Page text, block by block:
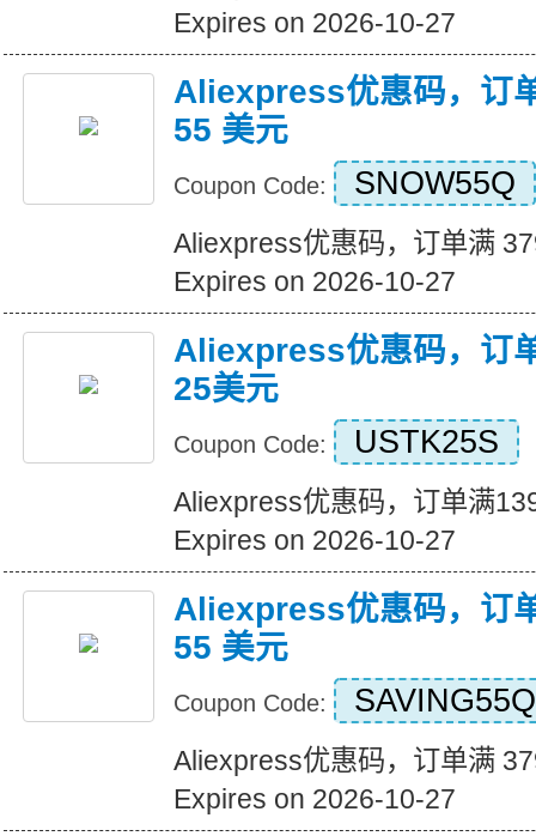
Expires on 2026-10-27
Aliexpress优惠码，订
55 美元
Coupon Code: SNOW55Q
Aliexpress优惠码，订单满
Expires on 2026-10-27
Aliexpress优惠码，订
25美元
Coupon Code: USTK25S
Aliexpress优惠码，订单满
Expires on 2026-10-27
Aliexpress优惠码，订
55 美元
Coupon Code: SAVING55Q
Aliexpress优惠码，订单满
Expires on 2026-10-27